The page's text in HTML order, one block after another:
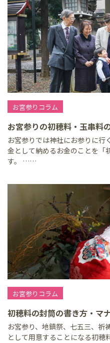
お宮参りコラム
お宮参りの初穂料・玉串料
お宮参りでは神社にお参りに行
金として納めるお金のことを「
す。 ……
お宮参りコラム
初穂料の封筒の書き方・マ
お宮参り、地鎮祭、七五三、祈
として用意することになる初